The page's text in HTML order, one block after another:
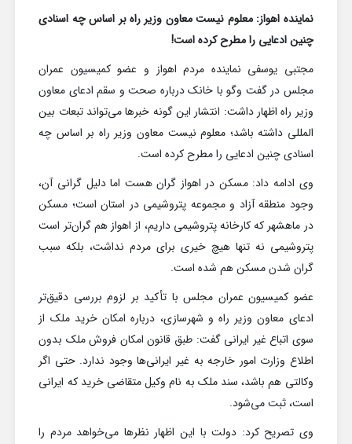
نماینده اهواز: معلوم نیست معاون وزیر راه بر اساس چه اسنادی
چنین ادعایی را مطرح کرده است!
مجتبی یوسفی نماینده مردم اهواز و عضو کمیسیون عمران
مجلس در گفت وگو با خانک درباره صحت و سقم ادعای معاون
وزیر راه اظهار داشت: انتشار این گونه خبرها می‌تواند تبعات بین
المللی داشته باشد؛ معلوم نیست معاون وزیر راه بر اساس چه
اسنادی چنین ادعایی را مطرح کرده است.
وی ادامه داد: مسکن در اهواز گران هست اما دلیل گرانی آن،
وجود منطقه آزاد و مجموعه پتروشیمی در استان است؛ مسکن
در ماهشهر که کارخانه پتروشیمی داریم، از اهواز هم گران‌تر است
پتروشیمی نه تنها هیچ خیری برای مردم نداشت، بلکه سبب
گران شدن مسکن هم شده است.
عضو کمیسیون عمران مجلس با تأکید بر لزوم بررسی دقیق‌تر
ادعای معاون وزیر راه و شهرسازی، درباره امکان خرید ملک از
سوی اتباع غیر ایرانی گفت: طبق قانون امکان فروش ملک بدون
اطلاع وزارت امور خارجه به غیر ایرانی‌ها وجود ندارد. حتی اگر
وکالتی هم باشد، سند ملک به نام وکیل متقاضی خرید که ایرانی
است، ثبت می‌شود.
وی تصریح کرد: دولت با این اظهار نظرها می‌خواهد مردم را